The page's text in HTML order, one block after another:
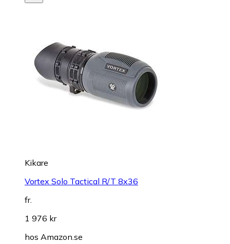
Kikare
Vortex Solo Tactical R/T 8x36
fr.
1 976 kr
hos Amazon.se